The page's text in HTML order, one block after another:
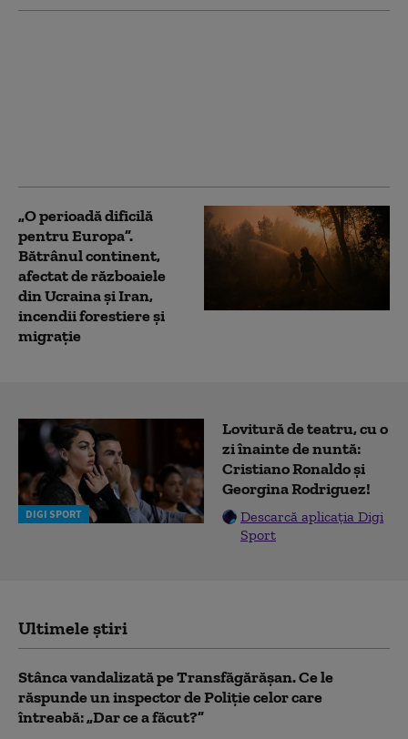
„O perioadă dificilă
pentru Europa”.
Bătrânul continent,
afectat de războaiele
din Ucraina și Iran,
incendii forestiere și
migrație
DIGI SPORT
Lovitură de teatru, cu o
zi înainte de nuntă:
Cristiano Ronaldo și
Georgina Rodriguez!
Descarcă aplicația Digi
Sport
Ultimele știri
Stânca vandalizată pe Transfăgărășan. Ce le
răspunde un inspector de Poliție celor care
întreabă: „Dar ce a făcut?”